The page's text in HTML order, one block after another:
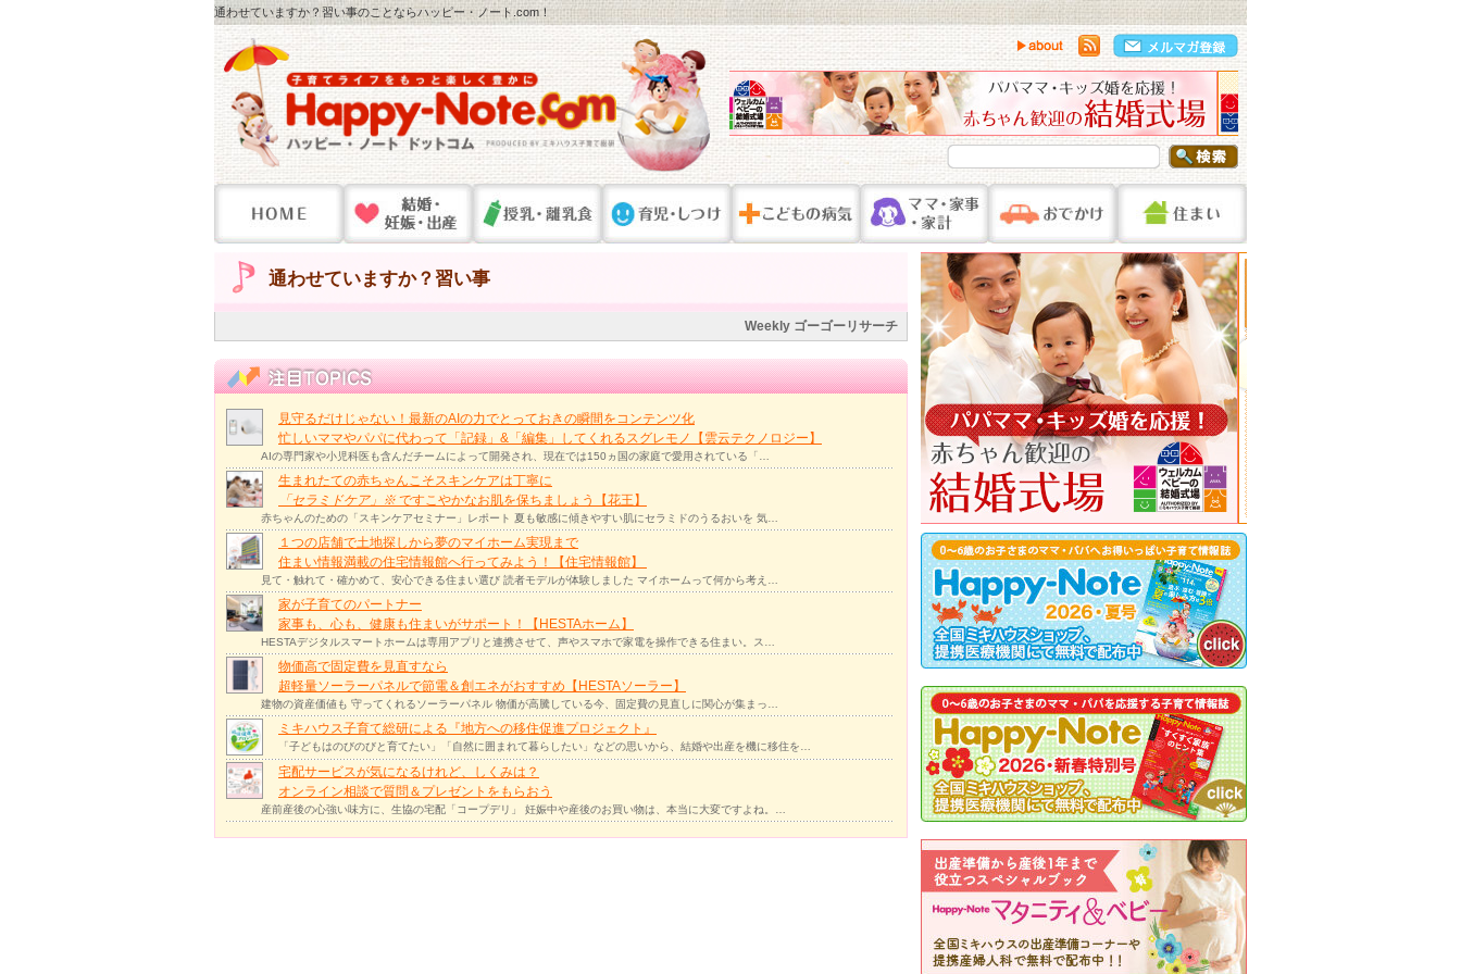
通わせていますか？習い事のことならハッピー・ノート.com！
通わせていますか？習い事
Weekly ゴーゴーリサーチ
見守るだけじゃない！最新のAIの力でとっておきの瞬間をコンテンツ化
忙しいママやパパに代わって「記録」&「編集」してくれるスグレモノ【雲云テクノロジー】
AIの専門家や小児科医も含んだチームによって開発され、現在では150ヵ国の家庭で愛用されている「…
生まれたての赤ちゃんこそスキンケアは丁寧に
「セラミドケア」 ※ですこやかなお肌を保ちましょう【花王】
赤ちゃんのための「スキンケアセミナー」レポート 夏も敏感に傾きやすい肌にセラミドのうるおいを 気…
１つの店舗で土地探しから夢のマイホーム実現まで
住まい情報満載の住宅情報館へ行ってみよう！【住宅情報館】
見て・触れて・確かめて、安心できる住まい選び 読者モデルが体験しました マイホームって何から考え…
家が子育てのパートナー
家事も、心も、健康も住まいがサポート！【HESTAホーム】
HESTAデジタルスマートホームは専用アプリと連携させて、声やスマホで家電を操作できる住まい。ス…
物価高で固定費を見直すなら
超軽量ソーラーパネルで節電＆創エネがおすすめ【HESTAソーラー】
建物の資産価値も 守ってくれるソーラーパネル 物価が高騰している今、固定費の見直しに関心が集まっ…
ミキハウス子育て総研による『地方への移住促進プロジェクト』
「子どもはのびのびと育てたい」「自然に囲まれて暮らしたい」などの思いから、結婚や出産を機に移住を…
宅配サービスが気になるけれど、しくみは？
オンライン相談で質問＆プレゼントをもらおう
産前産後の心強い味方に、生協の宅配「コープデリ」 妊娠中や産後のお買い物は、本当に大変ですよね。…